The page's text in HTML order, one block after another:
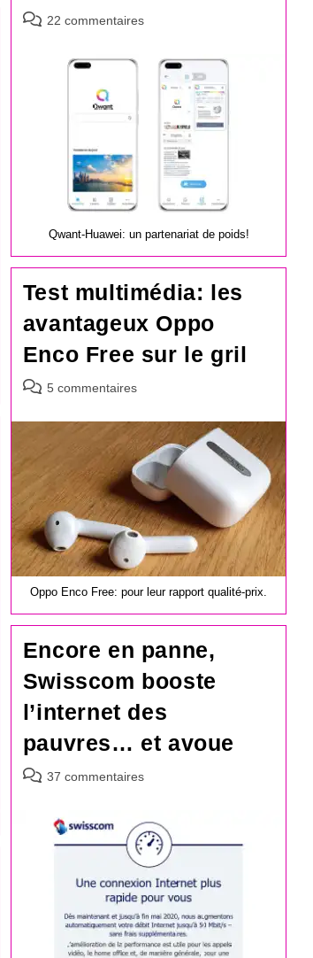
Commentaires
22 commentaires
Qwant-Huawei: un partenariat de poids!
Test multimédia: les
avantageux Oppo
Enco Free sur le gril
Commentaires
la
5 commentaires
Oppo Enco Free: pour leur rapport qualité-prix.
Encore en panne,
Swisscom booste
l’internet des
pauvres… et avoue
Commentaires
publication :
37 commentaires